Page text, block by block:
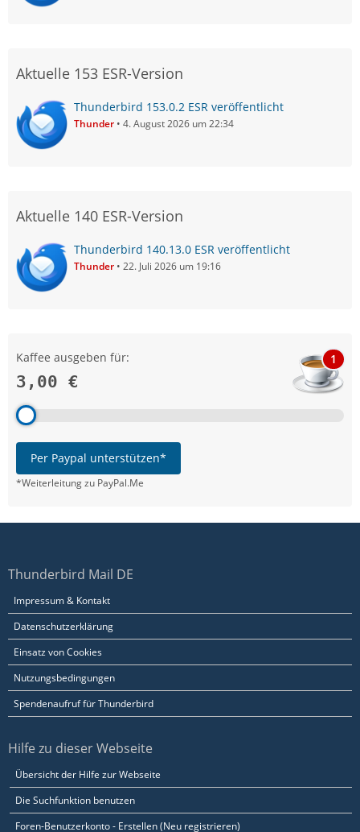
Aktuelle 153 ESR-Version
Thunderbird 153.0.2 ESR veröffentlicht
Thunder 4. August 2026 um 22:34
Aktuelle 140 ESR-Version
Thunderbird 140.13.0 ESR veröffentlicht
Thunder 22. Juli 2026 um 19:16
Kaffee ausgeben für:
3,00 €
1
Per Paypal unterstützen*
*Weiterleitung zu PayPal.Me
Thunderbird Mail DE
Impressum & Kontakt
Datenschutzerklärung
Einsatz von Cookies
Nutzungsbedingungen
Spendenaufruf für Thunderbird
Hilfe zu dieser Webseite
Übersicht der Hilfe zur Webseite
Die Suchfunktion benutzen
Foren-Benutzerkonto - Erstellen (Neu registrieren)